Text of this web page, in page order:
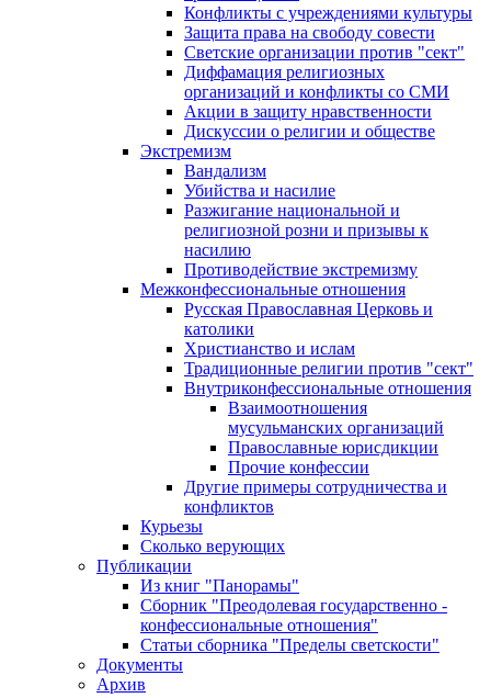
Конфликты с учреждениями культуры
Защита права на свободу совести
Светские организации против "сект"
Диффамация религиозных
организаций и конфликты со СМИ
Акции в защиту нравственности
Дискуссии о религии и обществе
Экстремизм
Вандализм
Убийства и насилие
Разжигание национальной и
религиозной розни и призывы к
насилию
Противодействие экстремизму
Межконфессиональные отношения
Русская Православная Церковь и
католики
Христианство и ислам
Традиционные религии против "сект"
Внутриконфессиональные отношения
Взаимоотношения
мусульманских организаций
Православные юрисдикции
Прочие конфессии
Другие примеры сотрудничества и
конфликтов
Курьезы
Сколько верующих
Публикации
Из книг "Панорамы"
Сборник "Преодолевая государственно -
конфессиональные отношения"
Статьи сборника "Пределы светскости"
Документы
Архив